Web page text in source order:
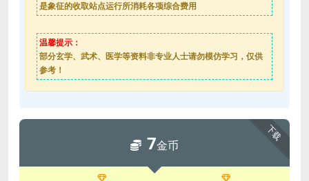
是象征的收取站点运行所消耗各项综合费用
温馨提示：
部分玄学、武术、医学等资料非专业人士请勿模仿学习，仅供
参考！
下载
7金币